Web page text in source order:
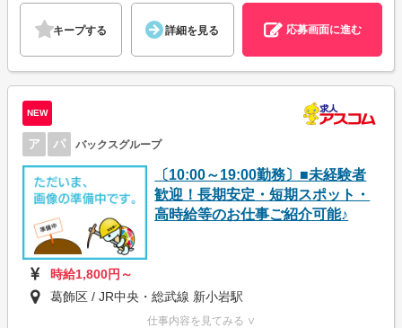
キープする 詳細を見る 応募画面に進む
NEW
ア パ バックスグループ
〔10:00～19:00勤務〕■未経験者
歓迎！長期安定・短期スポット・
高時給等のお仕事ご紹介可能♪
時給1,800円～
葛飾区 / JR中央・総武線 新小岩駅
仕事内容を見てみる ∨